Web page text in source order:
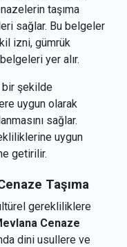
taşıma
sağlar. Bu belgeler
izni, gümrük
yer alır.
bir şekilde
uygun olarak
sağlar.
uygun
getirilir.
Taşıma
gerekliliklere
Cenaze
dini usullere ve